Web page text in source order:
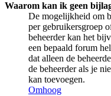
Waarom kan ik geen
De mogelijkheid om
per gebruikersgroep
beheerder kan het
een bepaald forum
dat alleen de
de beheerder als je
kan toevoegen.
Omhoog